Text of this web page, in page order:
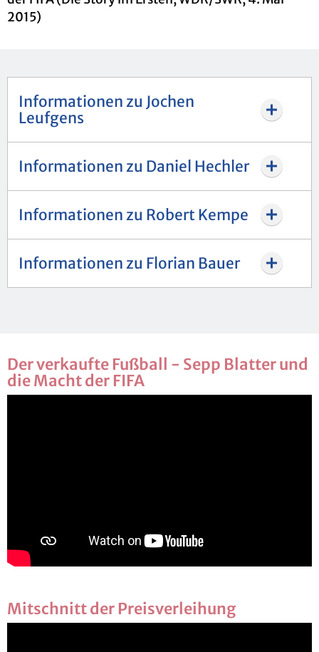
2015)
Informationen zu Jochen
Leufgens
Informationen zu Daniel Hechler
Informationen zu Robert Kempe
Informationen zu Florian Bauer
Der ver­kauf­te Fuß­ball - Sepp Blat­ter und
die Macht der FIFA
Mit­schnitt der Preis­ver­lei­hung